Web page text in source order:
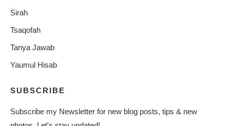
Sirah
Tsaqofah
Tanya Jawab
Yaumul Hisab
SUBSCRIBE
Subscribe my Newsletter for new blog posts, tips & new